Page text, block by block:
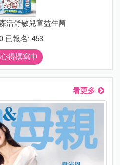
活舒敏兒童益生菌
已報名: 453
得撰寫中
看更多